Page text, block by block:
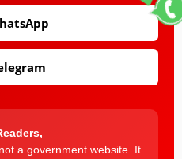
a government website. It